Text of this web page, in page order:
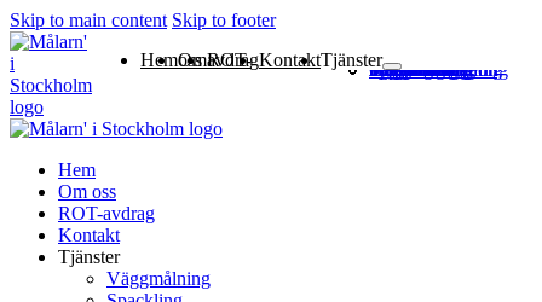
Skip to main content Skip to footer
HemOm oss ROT-avdragKontaktTjänsterVäggmålning
Spackling
Tapetsering
Takmålning
Fasadmålning
Färgkonsultation
Trapphusmålning
Fönsterrenovering
Målning av köksluckor
Golvmålning
Hyra byggställning
Hem
Om oss
ROT-avdrag
Kontakt
Tjänster
Väggmålning